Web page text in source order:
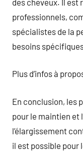
professionnels,
spécialistes de la
besoins
Plus d’infos à
En conclusion, les
pour le maintien et
l’élargissement
il est possible pour